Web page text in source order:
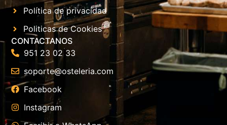
Política de privacidad
Politicas de Cookies
CONTACTANOS
951 23 02 33
soporte@osteleria.com
Facebook
Instagram